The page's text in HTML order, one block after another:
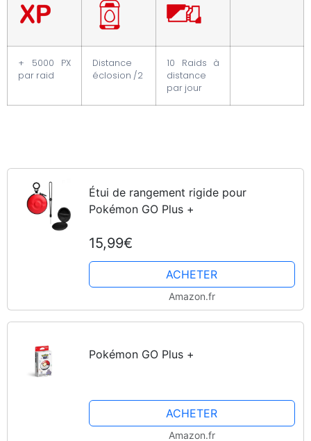
+ 5000 PX
par raid
Distance
éclosion /2
10 Raids à
distance
par jour
Étui de rangement rigide pour
Pokémon GO Plus +
15,99€
ACHETER
Amazon.fr
Pokémon GO Plus +
ACHETER
Amazon.fr